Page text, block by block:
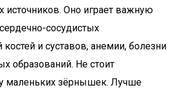
источников. Оно играет важную
сосудистых
и суставов, анемии, болезни
образований. Не стоит
маленьких зёрнышек. Лучше